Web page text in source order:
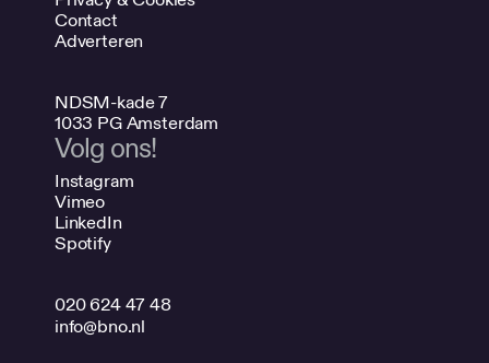
Contact
Adverteren
NDSM-kade 7
1033 PG Amsterdam
Volg ons!
Instagram
Vimeo
LinkedIn
Spotify
020 624 47 48
info@bno.nl